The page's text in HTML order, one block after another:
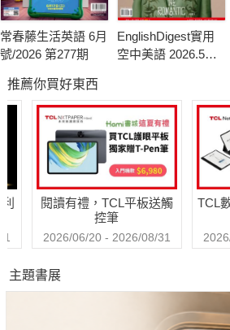
常春藤生活英語 6月
號/2026 第277期
EnglishDigest實用
空中美語 2026.5月
推薦你買好東西
閱讀有禮，TCL平板送觸
控筆
2026/06/20 - 2026/08/31
TCL
主題書展